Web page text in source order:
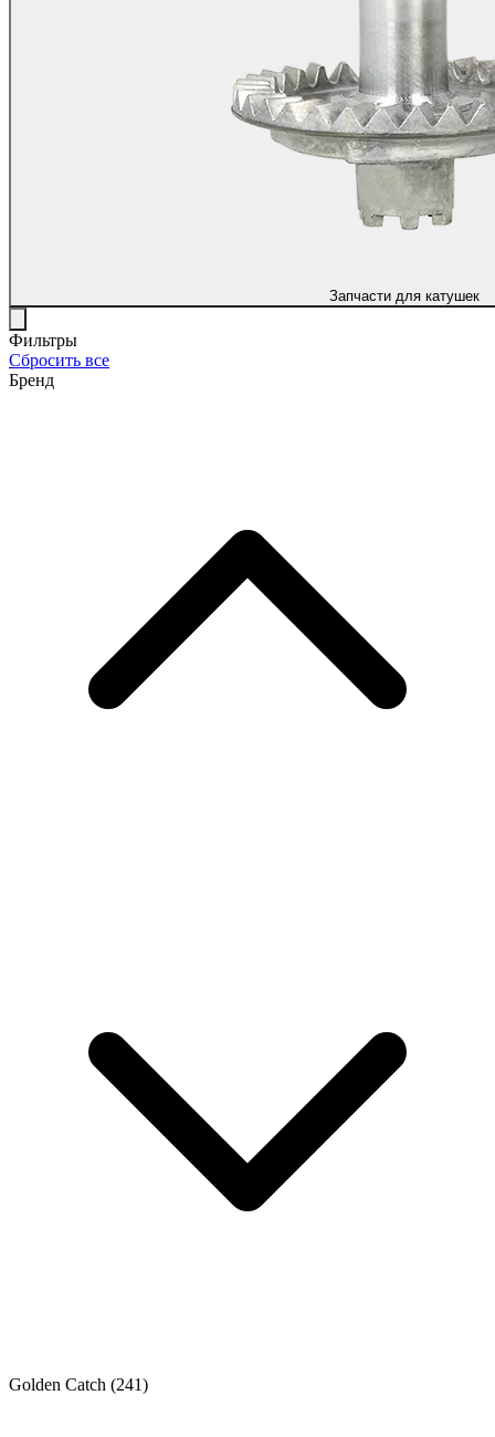
Запчасти для катушек
Фильтры
Сбросить все
Бренд
Golden Catch (241)